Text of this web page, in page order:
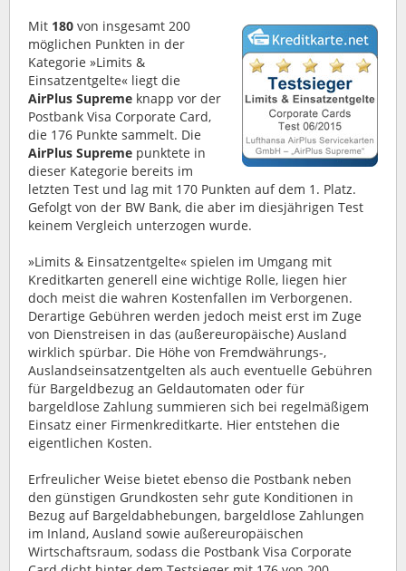
Mit 180 von insgesamt 200
möglichen Punkten in der
Kategorie »Limits &
Einsatzentgelte« liegt die
AirPlus Supreme knapp vor der
Postbank Visa Corporate Card,
die 176 Punkte sammelt. Die
AirPlus Supreme punktete in
dieser Kategorie bereits im
letzten Test und lag mit 170 Punkten auf dem 1. Platz.
Gefolgt von der BW Bank, die aber im diesjährigen Test
keinem Vergleich unterzogen wurde.
»Limits & Einsatzentgelte« spielen im Umgang mit
Kreditkarten generell eine wichtige Rolle, liegen hier
doch meist die wahren Kostenfallen im Verborgenen.
Derartige Gebühren werden jedoch meist erst im Zuge
von Dienstreisen in das (außereuropäische) Ausland
wirklich spürbar. Die Höhe von Fremdwährungs-,
Auslandseinsatzentgelten als auch eventuelle Gebühren
für Bargeldbezug an Geldautomaten oder für
bargeldlose Zahlung summieren sich bei regelmäßigem
Einsatz einer Firmenkreditkarte. Hier entstehen die
eigentlichen Kosten.
Erfreulicher Weise bietet ebenso die Postbank neben
den günstigen Grundkosten sehr gute Konditionen in
Bezug auf Bargeldabhebungen, bargeldlose Zahlungen
im Inland, Ausland sowie außereuropäischen
Wirtschaftsraum, sodass die Postbank Visa Corporate